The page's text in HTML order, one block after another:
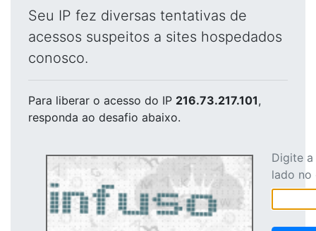
Seu IP fez diversas tentativas de
acessos suspeitos a sites hospedados
conosco.
Para liberar o acesso do IP 216.73.217.101,
responda ao desafio abaixo.
Digite
lado no